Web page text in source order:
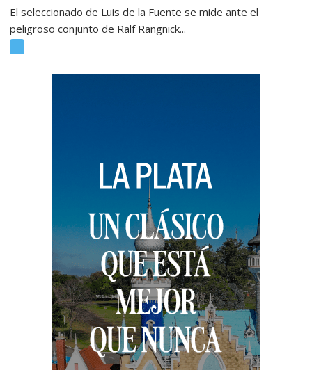
El seleccionado de Luis de la Fuente se mide ante el
peligroso conjunto de Ralf Rangnick...
...